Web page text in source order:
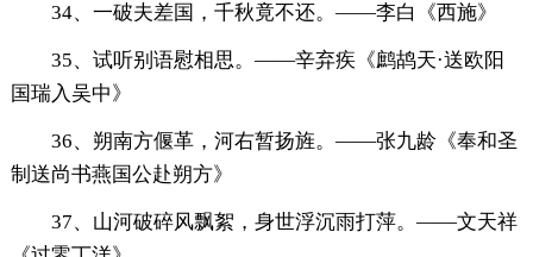
34、一破夫差国，千秋竟不还。——李白《西施》
35、试听别语慰相思。——辛弃疾《鹧鸪天·送欧阳
国瑞入吴中》
36、朔南方偃革，河右暂扬旌。——张九龄《奉和圣
制送尚书燕国公赴朔方》
37、山河破碎风飘絮，身世浮沉雨打萍。——文天祥